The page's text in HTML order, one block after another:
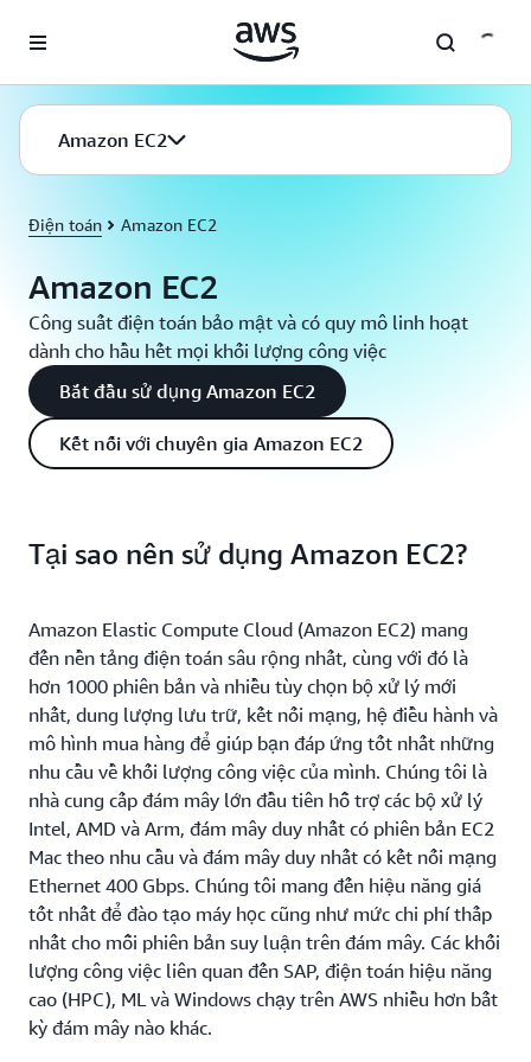
Amazon EC2
Điện toán Amazon EC2
Amazon EC2
Công suất điện toán bảo mật và có quy mô linh hoạt
dành cho hầu hết mọi khối lượng công việc
Bắt đầu sử dụng Amazon EC2
Kết nối với chuyên gia Amazon EC2
Tại sao nên sử dụng Amazon EC2?
Amazon Elastic Compute Cloud (Amazon EC2) mang
đến nền tảng điện toán sâu rộng nhất, cùng với đó là
hơn 1000 phiên bản và nhiều tùy chọn bộ xử lý mới
nhất, dung lượng lưu trữ, kết nối mạng, hệ điều hành và
mô hình mua hàng để giúp bạn đáp ứng tốt nhất những
nhu cầu về khối lượng công việc của mình. Chúng tôi là
nhà cung cấp đám mây lớn đầu tiên hỗ trợ các bộ xử lý
Intel, AMD và Arm, đám mây duy nhất có phiên bản EC2
Mac theo nhu cầu và đám mây duy nhất có kết nối mạng
Ethernet 400 Gbps. Chúng tôi mang đến hiệu năng giá
tốt nhất để đào tạo máy học cũng như mức chi phí thấp
nhất cho mỗi phiên bản suy luận trên đám mây. Các khối
lượng công việc liên quan đến SAP, điện toán hiệu năng
cao (HPC), ML và Windows chạy trên AWS nhiều hơn bất
kỳ đám mây nào khác.